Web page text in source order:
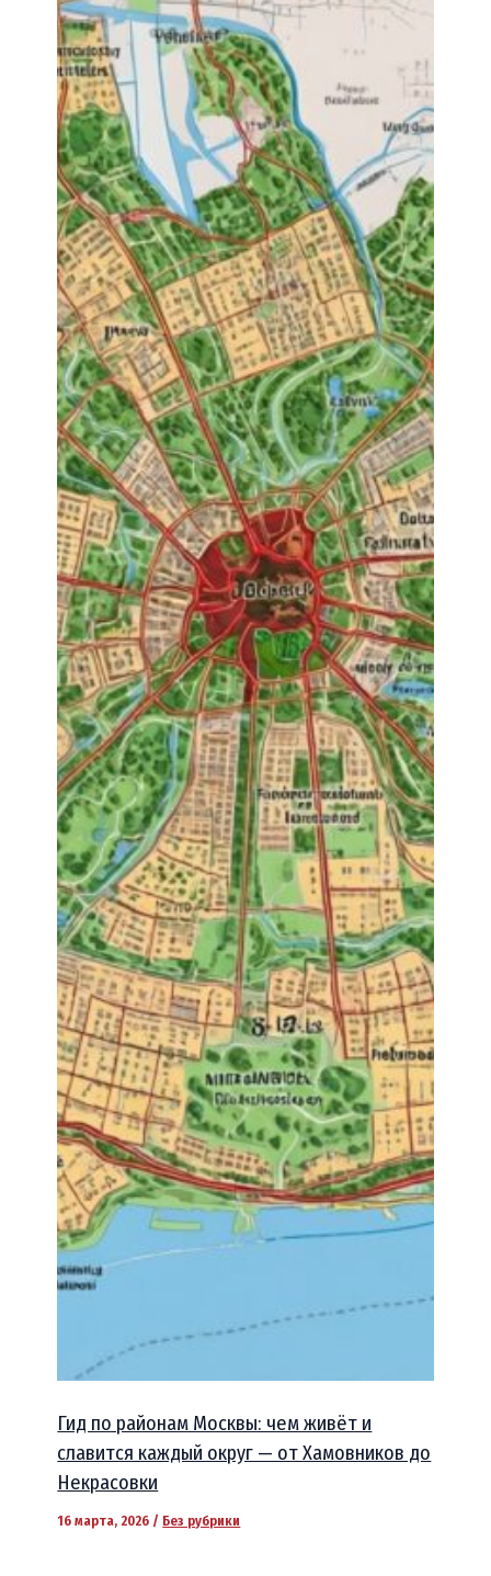
Гид по районам Москвы: чем живёт и
славится каждый округ — от Хамовников до
Некрасовки
16 марта, 2026 / Без рубрики